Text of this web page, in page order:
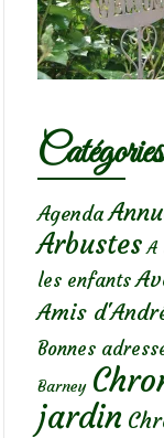
Catégories
Agenda
Arbustes A
les enfants
Amis
Bonnes
Barney
jardin